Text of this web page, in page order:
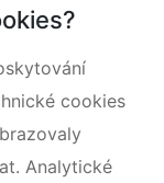
cookies
Analytické